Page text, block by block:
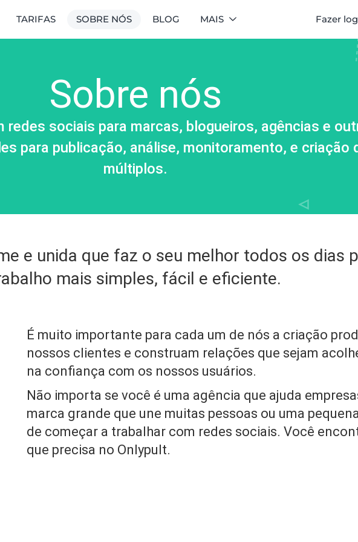
TARIFAS SOBRE NÓS BLOG MAIS Fazer
Sobre nós
sociais para marcas, blogueiros, agências e
para publicação, análise, monitoramento, e criação
múltiplos.
e unida que faz o seu melhor todos os dias
mais simples, fácil e eficiente.
É muito importante para cada um de nós a criação
nossos clientes e construam relações que sejam
na confiança com os nossos usuários.
Não importa se você é uma agência que ajuda
marca grande que une muitas pessoas ou uma
de começar a trabalhar com redes sociais. Você
que precisa no Onlypult.